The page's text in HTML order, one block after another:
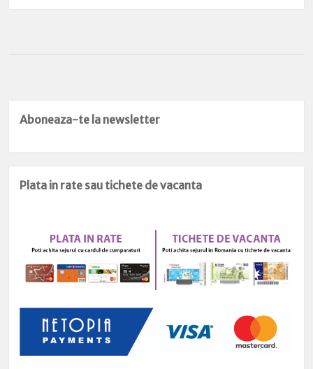
Aboneaza-te la newsletter
Plata in rate sau tichete de vacanta